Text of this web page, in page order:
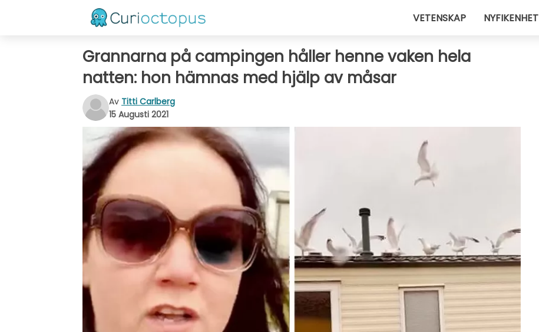
VETENSKAP NYFIKENHET
Grannarna på campingen håller henne vaken hela
natten: hon hämnas med hjälp av måsar
Av Titti Carlberg
15 Augusti 2021